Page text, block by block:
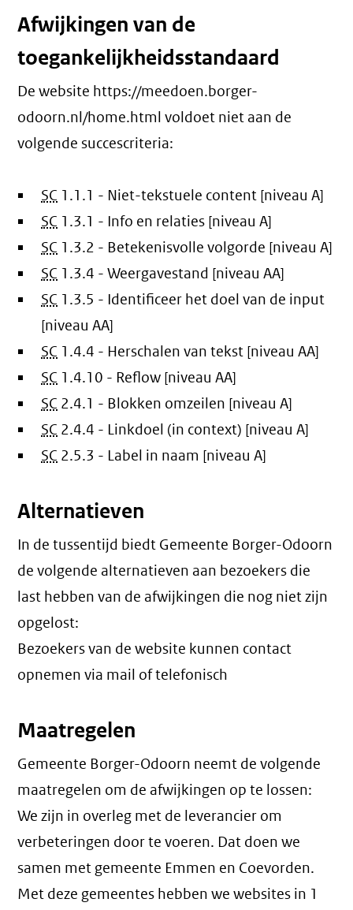
Afwijkingen van de
toegankelijkheidsstandaard
De website https://meedoen.borger-
odoorn.nl/home.html voldoet niet aan de
volgende succescriteria:
SC 1.1.1 - Niet-tekstuele content [niveau A]
SC 1.3.1 - Info en relaties [niveau A]
SC 1.3.2 - Betekenisvolle volgorde [niveau A]
SC 1.3.4 - Weergavestand [niveau AA]
SC 1.3.5 - Identificeer het doel van de input
[niveau AA]
SC 1.4.4 - Herschalen van tekst [niveau AA]
SC 1.4.10 - Reflow [niveau AA]
SC 2.4.1 - Blokken omzeilen [niveau A]
SC 2.4.4 - Linkdoel (in context) [niveau A]
SC 2.5.3 - Label in naam [niveau A]
Alternatieven
In de tussentijd biedt Gemeente Borger-Odoorn
de volgende alternatieven aan bezoekers die
last hebben van de afwijkingen die nog niet zijn
opgelost:
Bezoekers van de website kunnen contact
opnemen via mail of telefonisch
Maatregelen
Gemeente Borger-Odoorn neemt de volgende
maatregelen om de afwijkingen op te lossen:
We zijn in overleg met de leverancier om
verbeteringen door te voeren. Dat doen we
samen met gemeente Emmen en Coevorden.
Met deze gemeentes hebben we websites in 1